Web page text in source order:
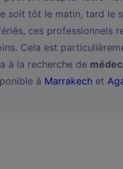
soit tôt le matin, tard le
ces professionnels
Cela est
à la recherche de
à Marrakech et